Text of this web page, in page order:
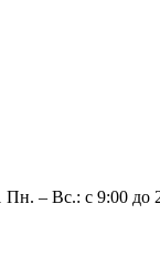
Пн. – Вс.: с 9:00 до